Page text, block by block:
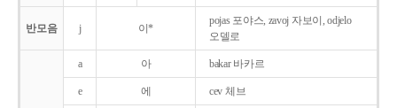
반모음 j 이*
pojas 포야스, zavoj 자보이, odjelo
오델로
a 아 bakar 바카르
e 에 cev 체브